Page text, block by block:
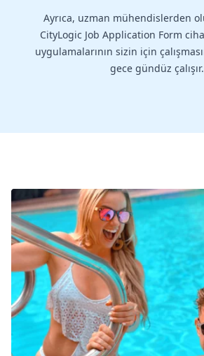
Ayrıca, uzman mühendislerden
CityLogic Job Application Form
uygulamalarının sizin için
gece gündüz çalışır.